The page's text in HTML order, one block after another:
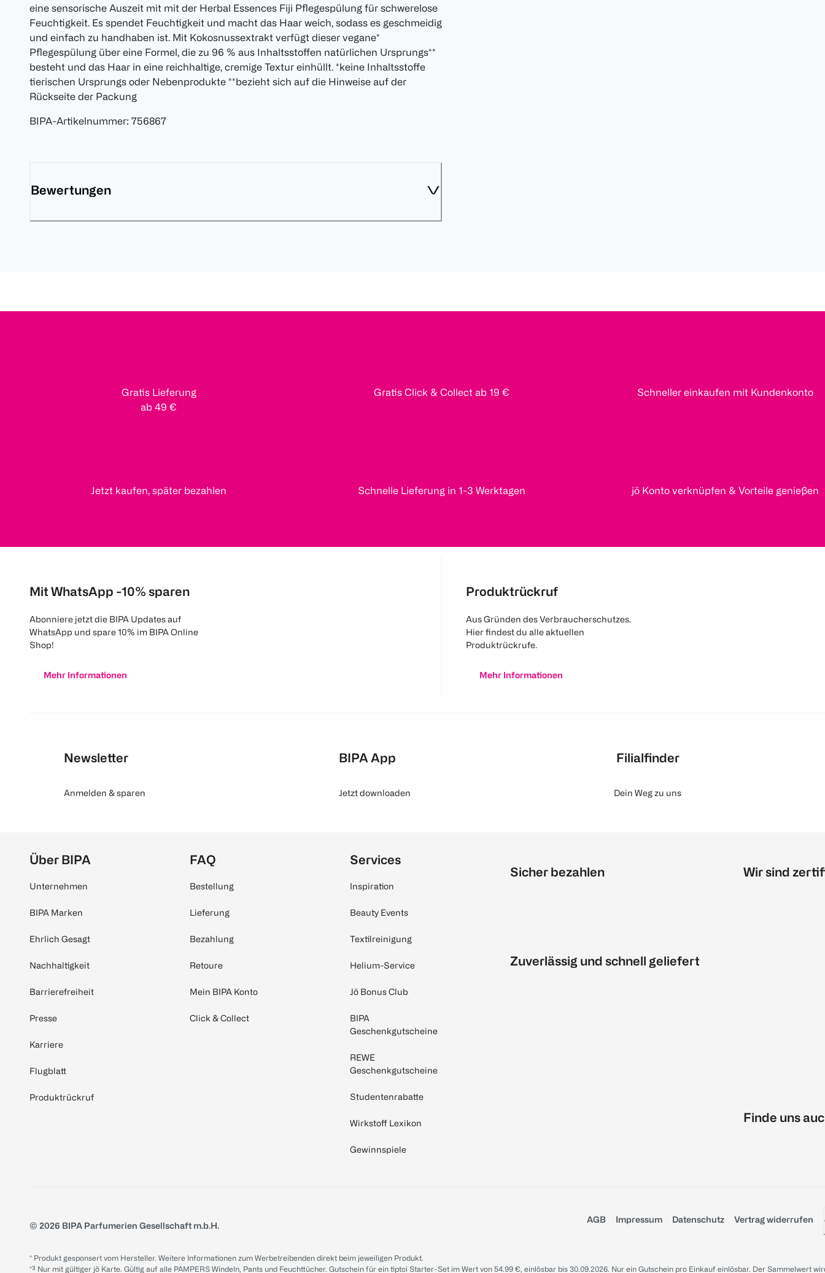
eine sensorische Auszeit mit mit der Herbal Essences Fiji Pflegespülung für schwerelose
Feuchtigkeit. Es spendet Feuchtigkeit und macht das Haar weich, sodass es geschmeidig
und einfach zu handhaben ist. Mit Kokosnussextrakt verfügt dieser vegane*
Pflegespülung über eine Formel, die zu 96 % aus Inhaltsstoffen natürlichen Ursprungs**
besteht und das Haar in eine reichhaltige, cremige Textur einhüllt. *keine Inhaltsstoffe
tierischen Ursprungs oder Nebenprodukte **bezieht sich auf die Hinweise auf der
Rückseite der Packung
BIPA-Artikelnummer: 756867
Bewertungen
Gratis Lieferung
ab 49 €
Gratis Click & Collect ab 19 € Schneller einkaufen mit Kundenkonto
Jetzt kaufen, später bezahlen Schnelle Lieferung in 1-3 Werktagen jö Konto verknüpfen & Vorteile genießen
Mit WhatsApp -10% sparen
Abonniere jetzt die BIPA Updates auf
WhatsApp und spare 10% im BIPA Online
Shop!
Mehr Informationen
Produktrückruf
Aus Gründen des Verbraucherschutzes.
Hier findest du alle aktuellen
Produktrückrufe.
Mehr Informationen
Newsletter
Anmelden & sparen
BIPA App
Jetzt downloaden
Filialfinder
Dein Weg zu uns
Über BIPA
Unternehmen
BIPA Marken
Ehrlich Gesagt
Nachhaltigkeit
Barrierefreiheit
Presse
Karriere
Flugblatt
Produktrückruf
FAQ
Bestellung
Lieferung
Bezahlung
Retoure
Mein BIPA Konto
Click & Collect
Services
Inspiration
Beauty Events
Textilreinigung
Helium-Service
Jö Bonus Club
BIPA
Geschenkgutscheine
REWE
Geschenkgutscheine
Studentenrabatte
Wirkstoff Lexikon
Gewinnspiele
Sicher bezahlen
Zuverlässig und schnell geliefert
Wir sind
Finde uns
© 2026 BIPA Parfumerien Gesellschaft m.b.H.
AGB Impressum Datenschutz Vertrag widerrufen
* Produkt gesponsert vom Hersteller. Weitere Informationen zum Werbetreibenden direkt beim jeweiligen Produkt.
*³ Nur mit gültiger jö Karte. Gültig auf alle PAMPERS Windeln, Pants und Feuchttücher. Gutschein für ein tiptoi Starter-Set im Wert von 54.99 €, einlösbar bis 30.09.2026. Nur ein Gutschein pro Einkauf einlösbar. Der Sammelwert